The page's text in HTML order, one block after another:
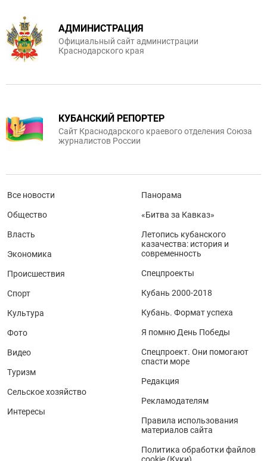
АДМИНИСТРАЦИЯ
Официальный сайт администрации
Краснодарского края
КУБАНСКИЙ РЕПОРТЕР
Сайт Краснодарского краевого отделения Союза
журналистов России
Все новости
Общество
Власть
Экономика
Происшествия
Спорт
Культура
Фото
Видео
Туризм
Сельское хозяйство
Интересы
Панорама
«Битва за Кавказ»
Летопись кубанского
казачества: история и
современность
Спецпроекты
Кубань 2000-2018
Кубань. Формат успеха
Я помню День Победы
Спецпроект. Они помогают
спасти море
Редакция
Рекламодателям
Правила использования
материалов сайта
Политика обработки файлов